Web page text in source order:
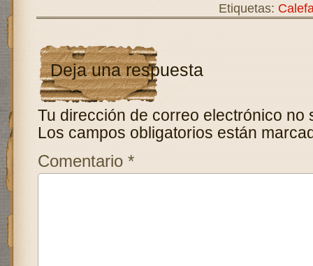
Etiquetas:
Deja una respuesta
Tu dirección de correo electrónico no
Los campos obligatorios están
Comentario *